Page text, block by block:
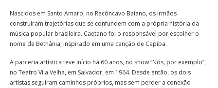
Nascidos em Santo Amaro, no Recôncavo Baiano, os irmãos
construíram trajetórias que se confundem com a própria história da
música popular brasileira. Caetano foi o responsável por escolher o
nome de Bethânia, inspirado em uma canção de Capiba.
A parceria artística teve início há 60 anos, no show “Nós, por exemplo”,
no Teatro Vila Velha, em Salvador, em 1964. Desde então, os dois
artistas seguiram caminhos próprios, mas sem perder a conexão